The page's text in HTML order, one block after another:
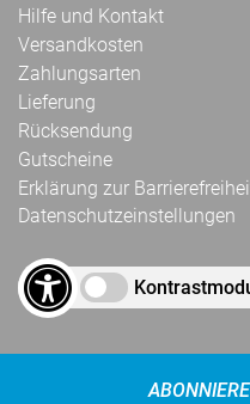
Hilfe und Kontakt
Versandkosten
Zahlungsarten
Lieferung
Rücksendung
Gutscheine
Erklärung zur
Datenschutzeinstellungen